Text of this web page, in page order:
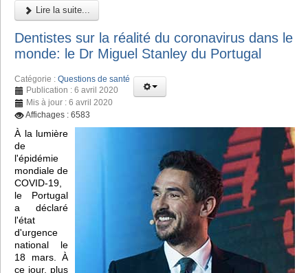
Lire la suite...
Dentistes sur la réalité du coronavirus dans le
monde: le Dr Miguel Stanley du Portugal
Catégorie : Questions de santé
Publication : 6 avril 2020
Mis à jour : 6 avril 2020
Affichages : 6583
À la lumière
de
l'épidémie
mondiale de
COVID-19,
le Portugal
a déclaré
l'état
d'urgence
national le
18 mars. À
ce jour, plus